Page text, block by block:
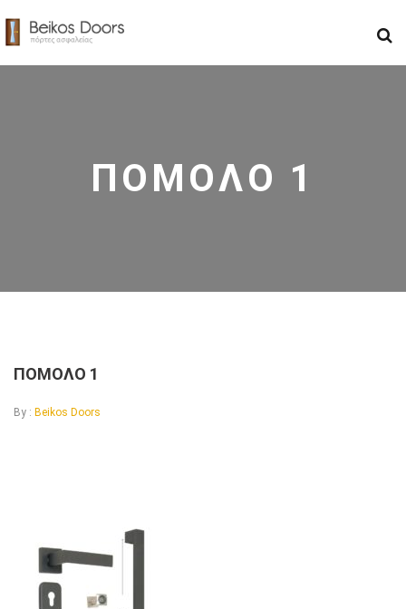
ΠΟΜΟΛΟ 1
ΠΟΜΟΛΟ 1
By : Beikos Doors